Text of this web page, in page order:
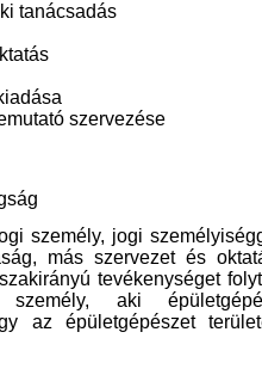
tanácsadás
szervezése
személy, jogi
más szervezet és
tevékenységet
aki
az épületgépészet